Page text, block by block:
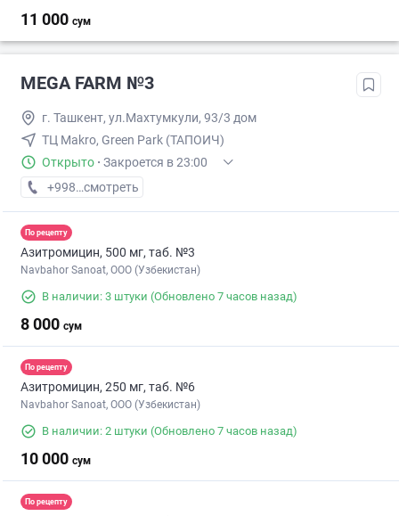
11 000 сум
MEGA FARM №3
г. Ташкент, ул.Махтумкули, 93/3 дом
ТЦ Makro, Green Park (ТАПОИЧ)
Открыто · Закроется в 23:00
+998 (55) XXX-XX-XX
смотреть
По рецепту
Азитромицин, 500 мг, таб. №3
Navbahor Sanoat, ООО (Узбекистан)
В наличии: 3 штуки (Обновлено 7 часов назад)
8 000 сум
По рецепту
Азитромицин, 250 мг, таб. №6
Navbahor Sanoat, ООО (Узбекистан)
В наличии: 2 штуки (Обновлено 7 часов назад)
10 000 сум
По рецепту